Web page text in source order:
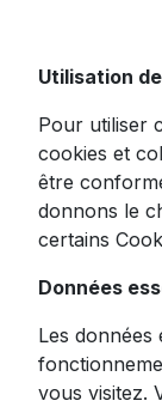
Fil
Utilisation
Pour utiliser
cookies et
être
donnons le
certains
Données
Les données
vous visitez.